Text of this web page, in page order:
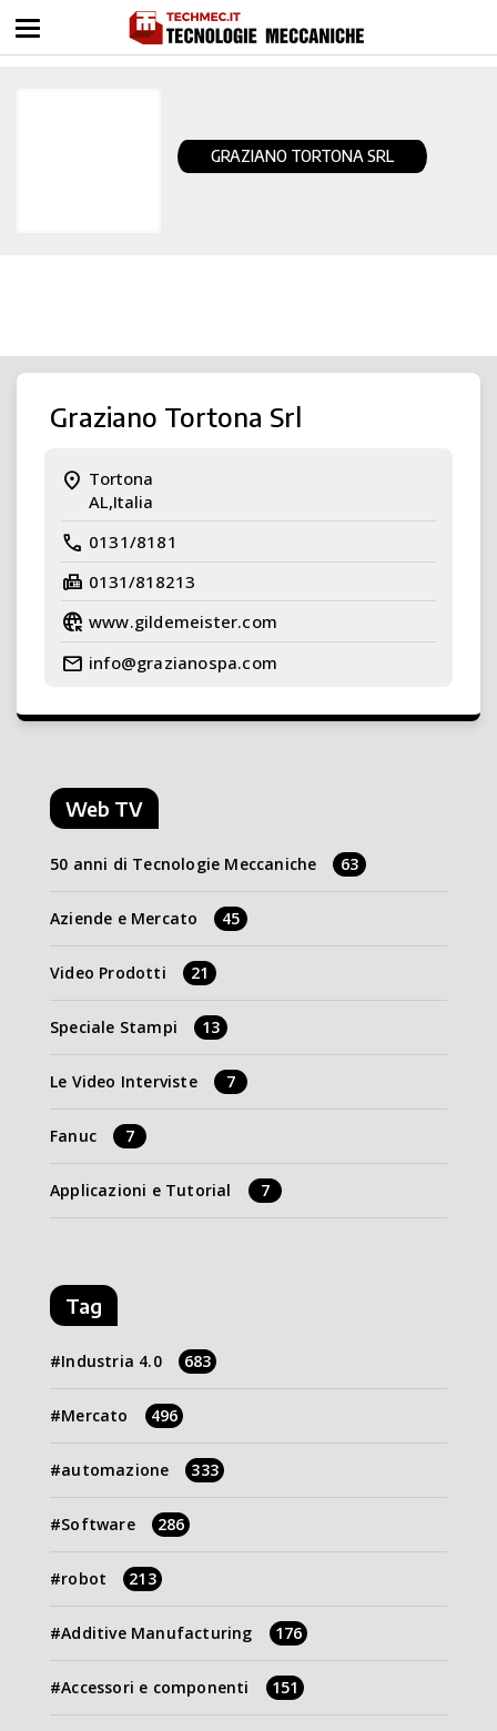
GRAZIANO TORTONA SRL
Graziano Tortona Srl
location_on Tortona
AL,Italia
call 0131/8181
fax 0131/818213
captive_portal www.gildemeister.com
mail info@grazianospa.com
Web TV
50 anni di Tecnologie Meccaniche 63
Aziende e Mercato 45
Video Prodotti 21
Speciale Stampi 13
Le Video Interviste 7
Fanuc 7
Applicazioni e Tutorial 7
Tag
Industria 4.0 683
Mercato 496
automazione 333
Software 286
robot 213
Additive Manufacturing 176
Accessori e componenti 151